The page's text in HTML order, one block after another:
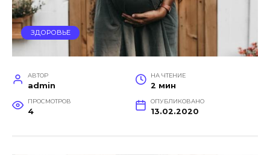
ЗДОРОВЬЕ
АВТОР
admin
НА ЧТЕНИЕ
2 мин
ПРОСМОТРОВ
4
ОПУБЛИКОВАНО
13.02.2020